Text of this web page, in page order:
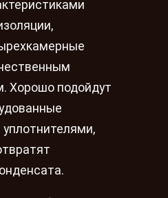
Хорошо подойдут